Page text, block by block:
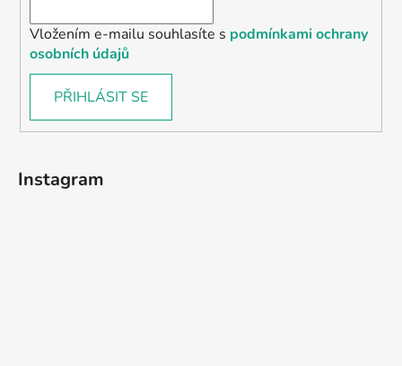
Vložením e-mailu souhlasíte s podmínkami ochrany
osobních údajů
PŘIHLÁSIT SE
Instagram